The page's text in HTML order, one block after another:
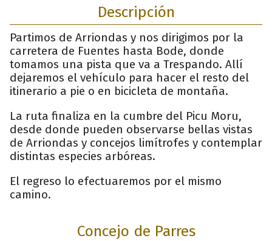
Descripción
Partimos de Arriondas y nos dirigimos por la
carretera de Fuentes hasta Bode, donde
tomamos una pista que va a Trespando. Allí
dejaremos el vehículo para hacer el resto del
itinerario a pie o en bicicleta de montaña.
La ruta finaliza en la cumbre del Picu Moru,
desde donde pueden observarse bellas vistas
de Arriondas y concejos limítrofes y contemplar
distintas especies arbóreas.
El regreso lo efectuaremos por el mismo
camino.
Concejo de Parres